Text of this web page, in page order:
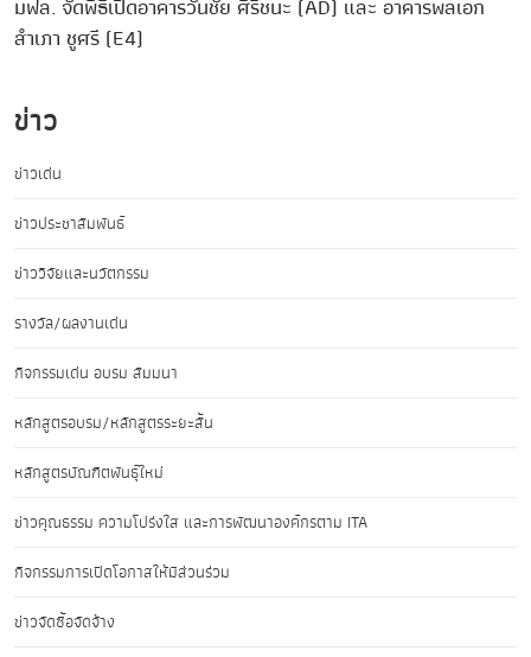
มฟล. จัดพิธีเปิดอาคารวันชัย ศิริชนะ (AD) และ อาคารพลเอก
สำเภา ชูศรี (E4)
ข่าว
ข่าวเด่น
ข่าวประชาสัมพันธ์
ข่าววิจัยและนวัตกรรม
รางวัล/ผลงานเด่น
กิจกรรมเด่น อบรม สัมมนา
หลักสูตรอบรม/หลักสูตรระยะสั้น
หลักสูตรบัณฑิตพันธุ์ใหม่
ข่าวคุณธรรม ความโปร่งใส และการพัฒนาองค์กรตาม ITA
กิจกรรมการเปิดโอกาสให้มีส่วนร่วม
ข่าวจัดซื้อจัดจ้าง